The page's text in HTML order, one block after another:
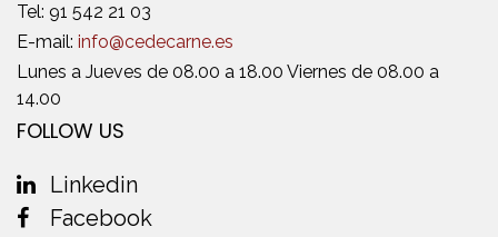
Tel: 91 542 21 03
E-mail: info@cedecarne.es
Lunes a Jueves de 08.00 a 18.00 Viernes de 08.00 a
14.00
FOLLOW US
Linkedin
Facebook